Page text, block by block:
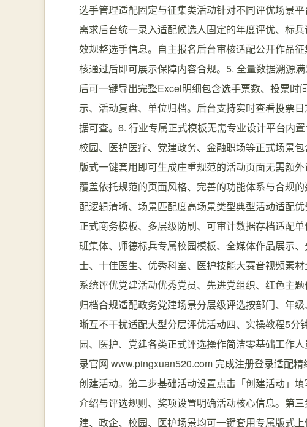
选手管理适配固定与征集类活动针对不同评优场景
需求后台统一录入适配候选人固定的年度评优、标
效规整选手信息。自主报名后台审核适配公开作品
核通过后即可展示保障内容合规。5. 全量数据溯源
后可一键导出完整Excel明细包含选手票数、投票
示、活动复盘、单位归档。后台支持实时查看投票
据可查。6. 行业专属正式模板无需专业设计平台内
校园、医护医疗、党建政务、金融职场等正式场景
版式一键套用即可生成庄重规范的活动页面无需额
覆盖依托规范的页面风格、完善的功能体系与合规
配逻辑清晰、场景匹配度高场景类型典型活动适配
正式商务模板、多层级防刷、可审计数据存档适配
班集体、师德标兵专属校园模板、全媒体作品展示
士、十佳医生、优秀科室、医护技能大赛音视频素
系统评优党建活动优秀党员、先进党组织、红色主
归档合规适配政务党建场景分层级评选按部门、年
晰互不干扰适配大型分层评优活动四、实操教程5
园、医护、党建各类正式评选操作简洁零基础工作
录官网 www.pingxuan520.com 完成注册登录适配
创建活动。第二步基础活动设置点击「创建活动」
介绍与评选规则、奖项设置明确活动核心信息。第
建、政企、校园、医护场景均可一键套用专属版式